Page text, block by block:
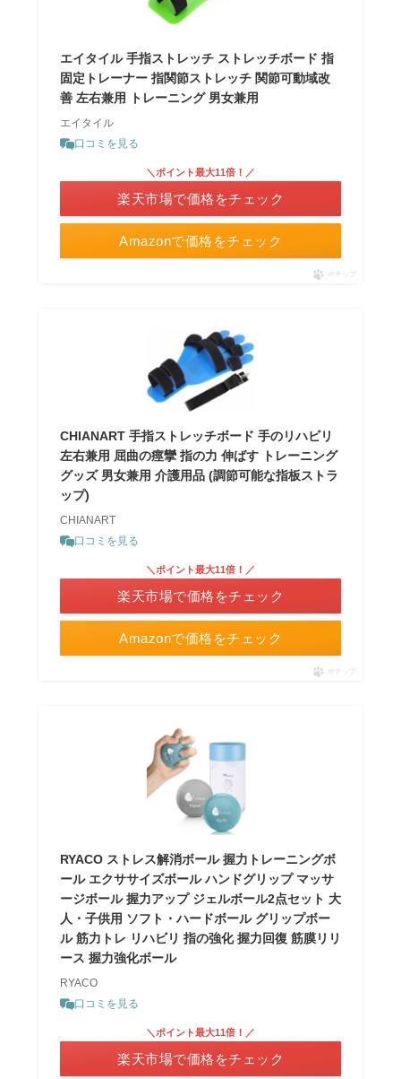
エイタイル 手指ストレッチ ストレッチボード 指
固定トレーナー 指関節ストレッチ 関節可動域改
善 左右兼用 トレーニング 男女兼用
エイタイル
口コミを見る
Amazonで価格をチェック
＼ポイント最大11倍！／
楽天市場で価格をチェック
ポチップ
CHIANART 手指ストレッチボード 手のリハビリ
左右兼用 屈曲の痙攣 指の力 伸ばす トレーニング
グッズ 男女兼用 介護用品 (調節可能な指板ストラ
ップ)
CHIANART
口コミを見る
Amazonで価格をチェック
＼ポイント最大11倍！／
楽天市場で価格をチェック
ポチップ
RYACO ストレス解消ボール 握力トレーニングボ
ール エクササイズボール ハンドグリップ マッサ
ージボール 握力アップ ジェルボール2点セット 大
人・子供用 ソフト・ハードボール グリップボー
ル 筋力トレ リハビリ 指の強化 握力回復 筋膜リリ
ース 握力強化ボール
RYACO
口コミを見る
＼ポイント最大11倍！／
楽天市場で価格をチェック